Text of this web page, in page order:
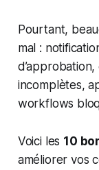
Pourtant,
mal :
incomplètes,
workflows
Voici les 10
améliorer vos